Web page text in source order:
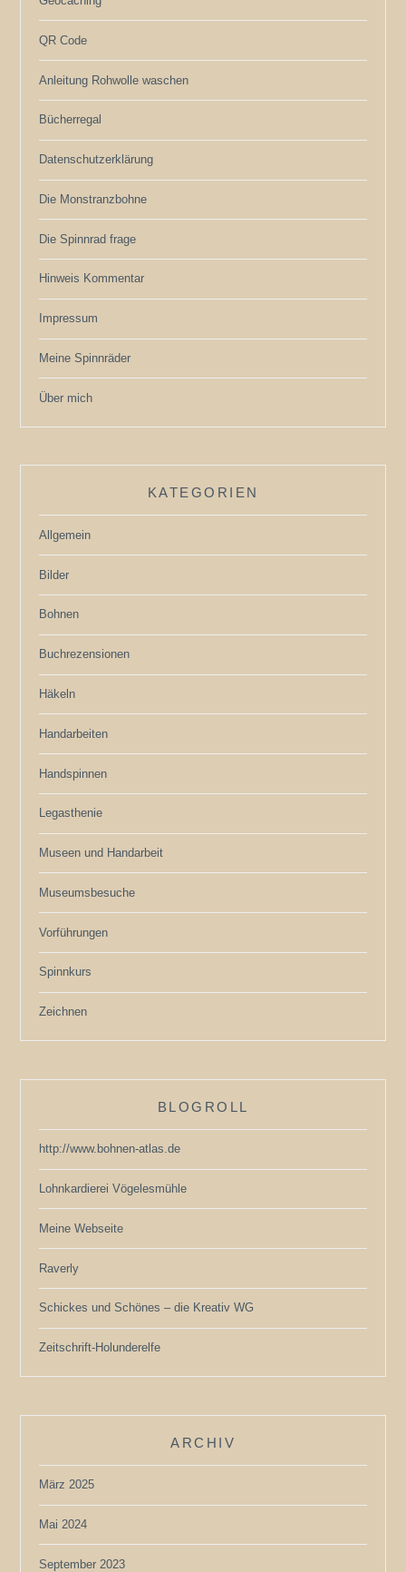
QR Code
Anleitung Rohwolle waschen
Bücherregal
Datenschutzerklärung
Die Monstranzbohne
Die Spinnrad frage
Hinweis Kommentar
Impressum
Meine Spinnräder
Über mich
KATEGORIEN
Allgemein
Bilder
Bohnen
Buchrezensionen
Häkeln
Handarbeiten
Handspinnen
Legasthenie
Museen und Handarbeit
Museumsbesuche
Vorführungen
Spinnkurs
Zeichnen
BLOGROLL
http://www.bohnen-atlas.de
Lohnkardierei Vögelesmühle
Meine Webseite
Raverly
Schickes und Schönes – die Kreativ WG
Zeitschrift-Holunderelfe
ARCHIV
März 2025
Mai 2024
September 2023